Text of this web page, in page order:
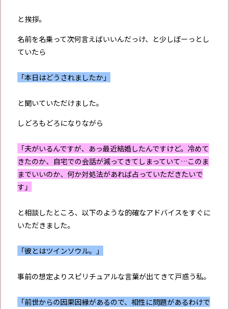
と挨拶。
名前を名乗って次何言えばいいんだっけ、と少しぼーっとし
ていたら
「本日はどうされましたか」
と聞いていただけました。
しどろもどろになりながら
「夫がいるんですが、あっ最近結婚したんですけど。冷めて
きたのか、自宅での会話が減ってきてしまっていて…このま
までいいのか、何か対処法があれば占っていただきたいで
す」
と相談したところ、以下のような的確なアドバイスをすぐに
いただきました。
「彼とはツインソウル。」
事前の想定よりスピリチュアルな言葉が出てきて戸惑う私。
「前世からの因果因縁があるので、相性に問題があるわけで